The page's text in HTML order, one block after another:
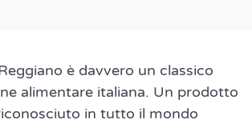
è davvero un classico
alimentare italiana. Un prodotto
in tutto il mondo